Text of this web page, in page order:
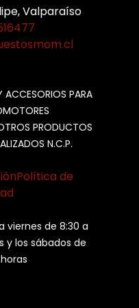
Valparaíso
ACCESORIOS PARA
PRODUCTOS
N.C.P.
Política de
viernes de 8:30 a
y los sábados de